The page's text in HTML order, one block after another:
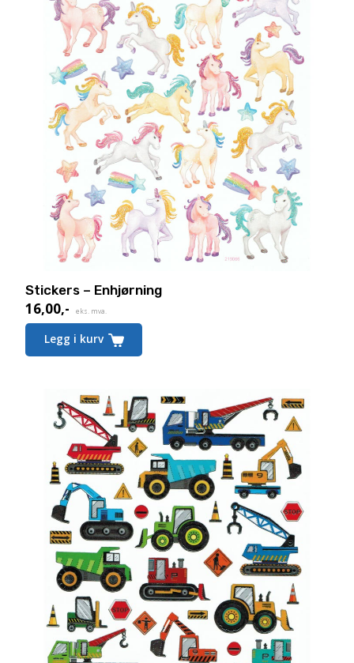
Stickers – Enhjørning
16,00,- eks. mva.
Legg i kurv